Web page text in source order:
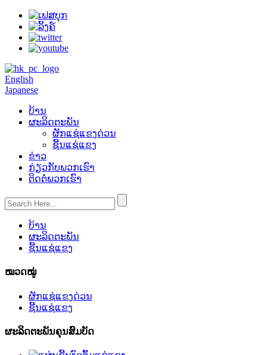
English
Japanese
ບ້ານ
ຜະລິດຕະພັນ
ຜັກແຊ່ແຂງດ່ວນ
ຊີ້ນແຊ່ແຂງ
ຂ່າວ
ກ່ຽວ​ກັບ​ພວກ​ເຮົາ
ຕິດ​ຕໍ່​ພວກ​ເຮົາ
ບ້ານ
ຜະລິດຕະພັນ
ຊີ້ນແຊ່ແຂງ
ໝວດໝູ່
ຜັກແຊ່ແຂງດ່ວນ
ຊີ້ນແຊ່ແຂງ
ຜະລິດຕະພັນຄຸນສົມບັດ